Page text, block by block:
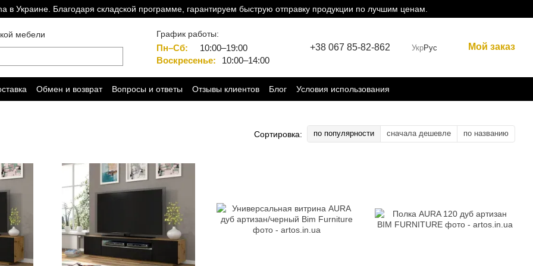
в Украине. Благодаря складской программе, гарантируем быструю отправку продукции по лучшим ценам.
мебели
График работы:
Пн–Сб:
10:00–19:00
Воскресенье:
10:00–14:00
+38 067 85-82-862 УкрРус Мой заказ
Обмен и возврат Вопросы и ответы Отзывы клиентов Блог Условия использования
Сортировка: по популярности сначала дешевле по названию